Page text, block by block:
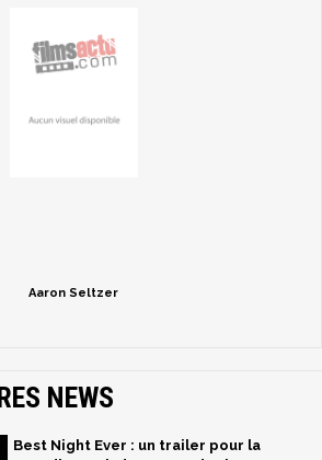
Aaron Seltzer
NEWS
Best Night Ever : un trailer pour la